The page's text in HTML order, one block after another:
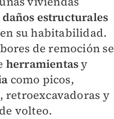
daños estructurales
su habitabilidad.
de remoción se
herramientasy
como picos,
retroexcavadoras y
volteo.